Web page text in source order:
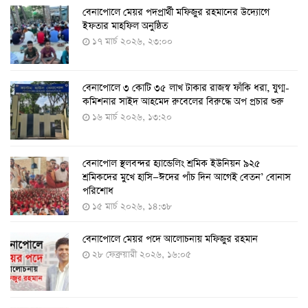
দেশেই তৈরি হলো করোনা পরীক্ষার কিট, সময় লাগবে ৪-৫
ঘণ্টা
৭ আগস্ট ২০২২, ১৪:০৩
১১ আগস্ট থেকে পরীক্ষামূলকভাবে শুরু শিশুদের করোনা টিকা
দেওয়া
৭ আগস্ট ২০২২, ১৩:৫৩
করোনায় ৫ জনের মৃত্যু, শনাক্ত ৬২৬
২৭ জুলাই ২০২২, ১৭:৩৮
দেশে করোনায় শনাক্তের সংখ্যা ২০ লাখ ছাড়াল
২১ জুলাই ২০২২, ১৭:৫৪
বেনাপোলে মেয়র পদপ্রার্থী মফিজুর রহমানের উদ্যোগে
ইফতার মাহফিল অনুষ্ঠিত
১৭ মার্চ ২০২৬, ২৩:০০
বেনাপোলে ৩ কোটি ৩৫ লাখ টাকার রাজস্ব ফাঁকি ধরা, যুগ্ম-
কমিশনার সাইদ আহমেদ রুবেলের বিরুদ্ধে অপ প্রচার শুরু
১৬ মার্চ ২০২৬, ১৩:২০
বেনাপোল স্থলবন্দর হ্যান্ডেলিং শ্রমিক ইউনিয়ন ৯২৫
শ্রমিকদের মুখে হাসি—ঈদের পাঁচ দিন আগেই বেতন’ বোনাস
পরিশোধ
১৫ মার্চ ২০২৬, ১৪:৩৮
বেনাপোলে মেয়র পদে আলোচনায় মফিজুর রহমান
২৮ ফেব্রুয়ারী ২০২৬, ১৬:০৫